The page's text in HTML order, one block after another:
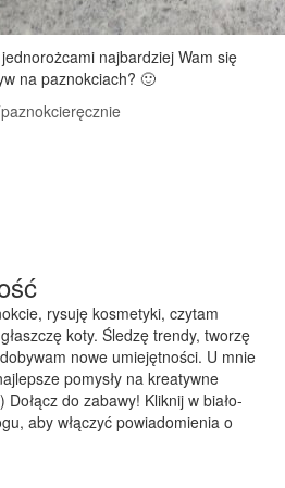
najbardziej Wam się
na paznokciach? 🙂
paznokcieręcznie
rysuję kosmetyki, czytam
koty. Śledzę trendy, tworzę
nowe umiejętności. U mnie
pomysły na kreatywne
do zabawy! Kliknij w biało-
aby włączyć powiadomienia o